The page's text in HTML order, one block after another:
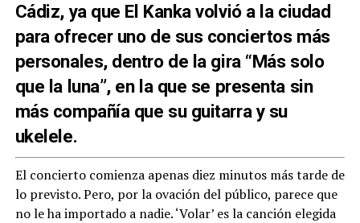
Cádiz, ya que El Kanka volvió a la ciudad
para ofrecer uno de sus conciertos más
personales, dentro de la gira “Más solo
que la luna”, en la que se presenta sin
más compañía que su guitarra y su
ukelele.
El concierto comienza apenas diez minutos más tarde de
lo previsto. Pero, por la ovación del público, parece que
no le ha importado a nadie. ‘Volar’ es la canción elegida